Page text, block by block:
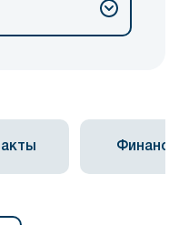
Финансы